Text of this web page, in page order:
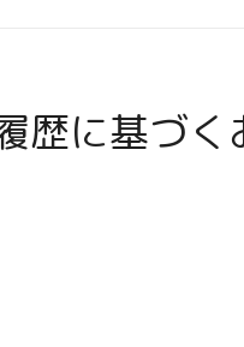
歴に基づく